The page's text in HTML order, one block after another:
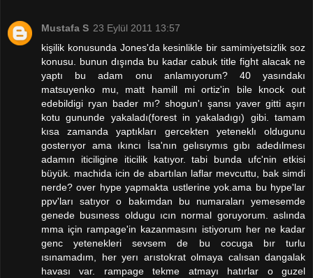
Mustafa S 23 Eylül 2011 13:57
kişilik konusunda Jones'da kesinlikle bir samimiyetsizlik soz
konusu. bunun dışında bu kadar cabuk title fight alacak ne
yaptı bu adam onu anlamıyorum? 40 yasındakı
matsuyenko mu, matt hamill mi ortiz'in bile knock out
edebildigi ryan bader mı? shogun'ı şansı yaver gitti aşırı
kotu gununde yakaladı(forest in yakaladıgı) gibi. tamam
kısa zamanda yaptıkları gercekten yeteneklı oldugunu
gosterıyor ama ıkıncı İsa'nın gelısıymıs gıbı adedılmesı
adamın iticiligine iticilik katıyor. tabi bunda ufc'nin etkisi
büyük. machida icin de abartılan laflar mevcuttu, bak simdi
nerde? over hype yapmakta ustlerine yok.ama bu hype'lar
ppv'ları satıyor o bakımdan bu numaraları yemesemde
genede busıness oldugu ıcın normal goruyorum. aslında
mma için rampage'in kazanmasını istiyorum her ne kadar
genc yetenekleri sevsem de bu cocuga bır turlu
ısınamadım, her yerı arıstokrat olmaya calısan dangalak
havası var. rampage tekme atmayı hatırlar o guzel